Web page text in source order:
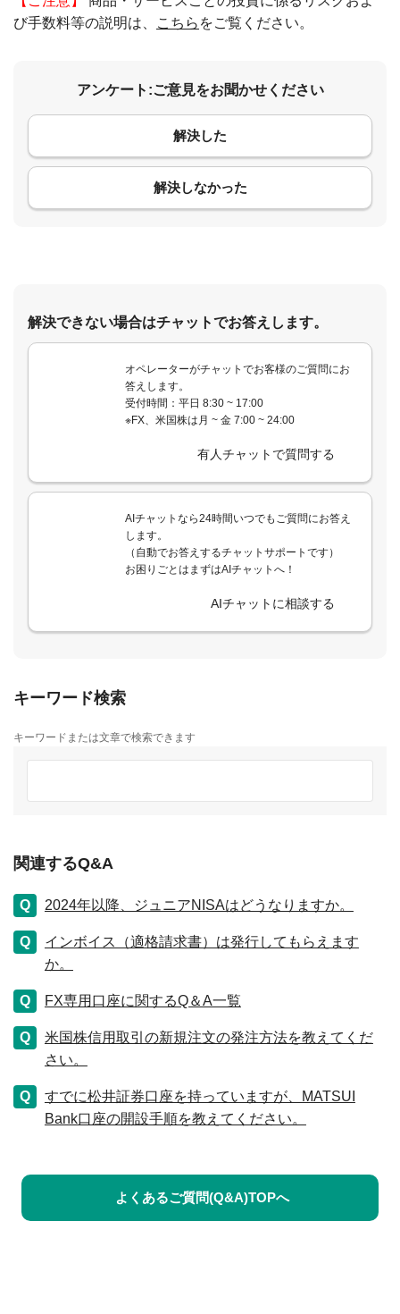
び手数料等の説明は、
こちら をご覧ください。
アンケート:ご意見をお聞かせください
解決した
解決しなかった
コメント
解決できない場合はチャットでお答えします。
オペレーターがチャットでお客様のご質問にお
答えします。
受付時間：平日 8:30 ~ 17:00
※FX、米国株は月 ~ 金 7:00 ~ 24:00
有人チャットで質問する
AIチャットなら24時間いつでもご質問にお答え
します。
（自動でお答えするチャットサポートです）
お困りごとはまずはAIチャットへ！
AIチャットに相談する
キーワード検索
キーワードまたは文章で検索できます
関連するQ&A
2024年以降、ジュニアNISAはどうなりますか。
インボイス（適格請求書）は発行してもらえます
か。
FX専用口座に関するQ＆A一覧
米国株信用取引の新規注文の発注方法を教えてくだ
さい。
すでに松井証券口座を持っていますが、MATSUI
Bank口座の開設手順を教えてください。
よくあるご質問(Q&A)TOPへ